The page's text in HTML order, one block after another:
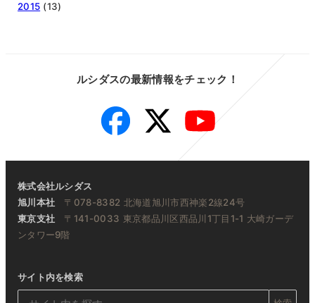
2015 (13)
ルシダスの最新情報をチェック！
Facebook Twitter YouTube
株式会社ルシダス
旭川本社 〒078-8382 北海道旭川市西神楽2線24号
東京支社 〒141-0033 東京都品川区西品川1丁目1-1 大崎ガーデ
ンタワー9階
サイト内を検索